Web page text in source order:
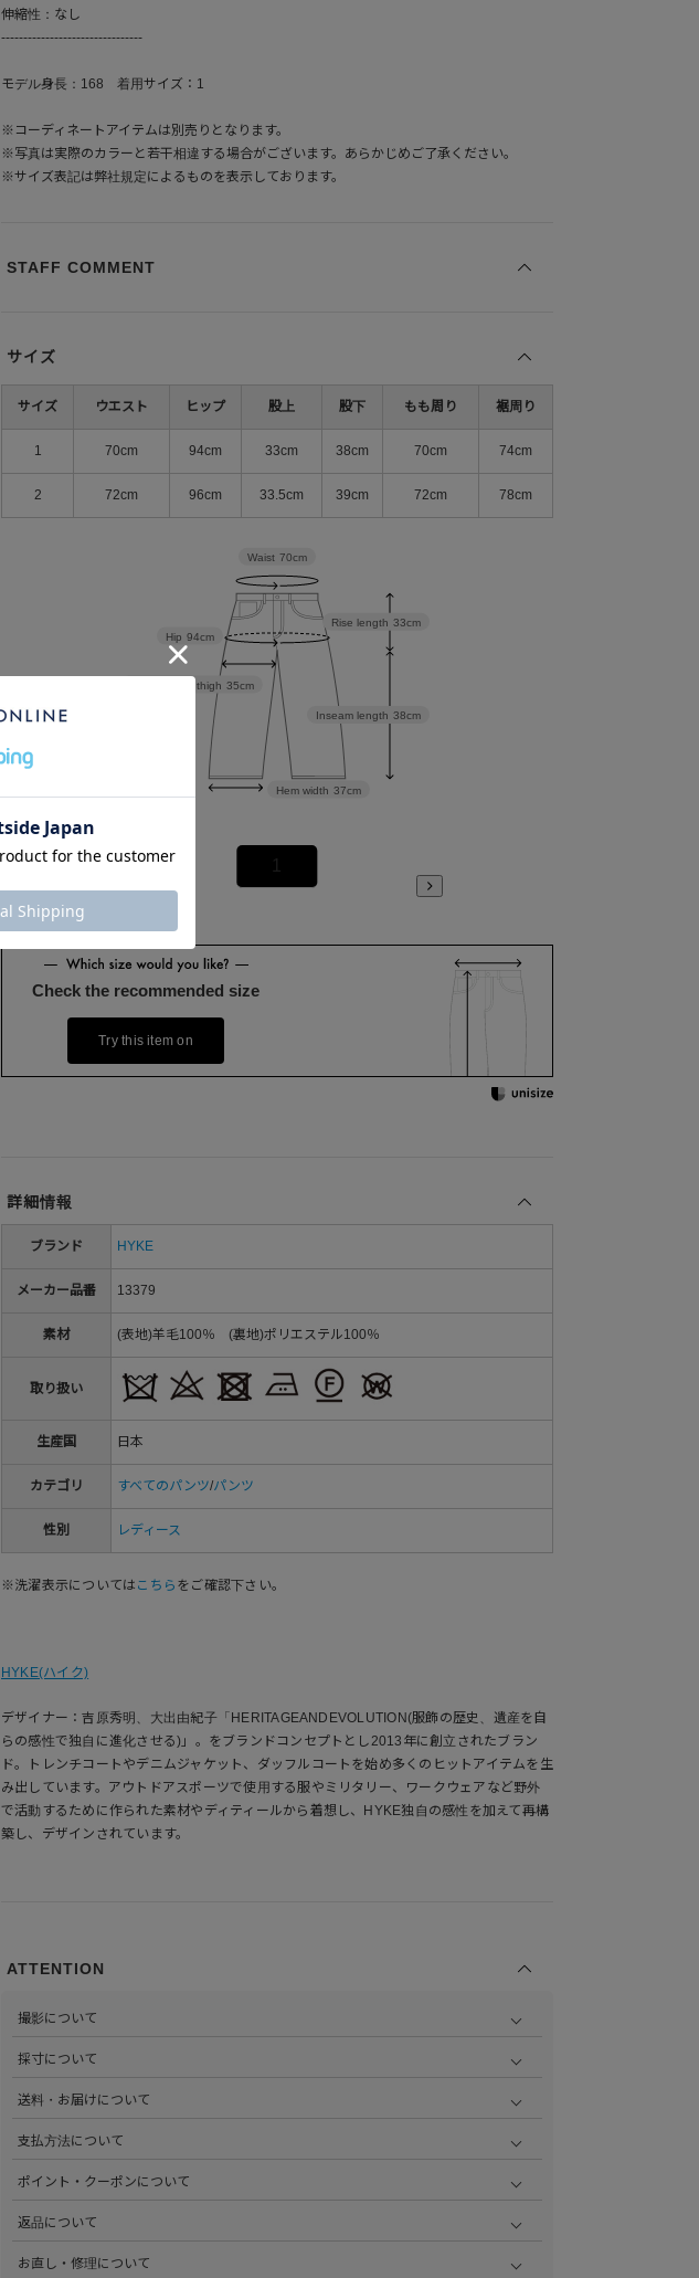
伸縮性：なし
--------------------------------
モデル身長：168 着用サイズ：1
※コーディネートアイテムは別売りとなります。
※写真は実際のカラーと若干相違する場合がございます。あらかじめご了承ください。
※サイズ表記は弊社規定によるものを表示しております。
STAFF COMMENT
サイズ
サイズ ウエスト ヒップ 股上 股下 もも周り 裾周り
1 70cm 94cm 33cm 38cm 70cm 74cm
2 72cm 96cm 33.5cm 39cm 72cm 78cm
Inseam length 38cm
Rise length 33cm
Hem width 37cm
Thickness of thigh 35cm
Hip 94cm
Waist 70cm
Check the recommended size
Try this item on
詳細情報
ブランド HYKE
メーカー品番 13379
素材 (表地)羊毛100％ (裏地)ポリエステル100％
取り扱い
生産国 日本
カテゴリ すべてのパンツ/パンツ
性別 レディース
※洗濯表示については こちら をご確認下さい。
HYKE(ハイク)
デザイナー：吉原秀明、大出由紀子「HERITAGEANDEVOLUTION(服飾の歴史、遺産を自
らの感性で独自に進化させる)」。をブランドコンセプトとし2013年に創立されたブラン
ド。トレンチコートやデニムジャケット、ダッフルコートを始め多くのヒットアイテムを生
み出しています。アウトドアスポーツで使用する服やミリタリー、ワークウェアなど野外
で活動するために作られた素材やディティールから着想し、HYKE独自の感性を加えて再構
築し、デザインされています。
ATTENTION
撮影について
心がけています。詳しくは
採寸について
部サイズタブか、または
送料・お届けについて
ださい。
支払方法について
・クレジットカード払い（VISA、Master、JCB、AMEX、Diners）
・PayPay
分割払いやご利用可能なクレジットカードなど詳しくは
ポイント・クーポンについて
す。
発行中のクーポンはマイページよりご確認いただけます。
返品について
確認ください。
お直し・修理について